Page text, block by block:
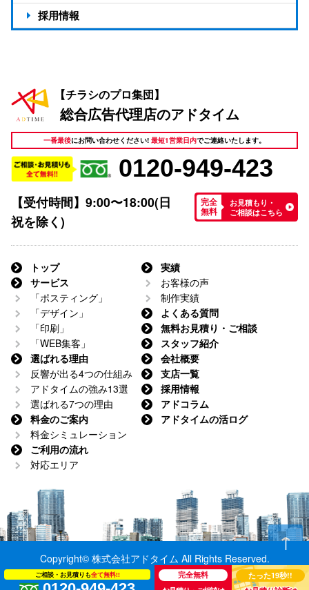
会社概要
アドタイムの活ログ
採用情報
【チラシのプロ集団】
総合広告代理店のアドタイム
一番最後にお問い合わせください! 最短1営業日内でご連絡いたします。
0120-949-423
【受付時間】9:00〜18:00(日
祝を除く)
完全
無料
お見積もり・
ご相談はこちら
トップ
サービス
「ポスティング」
「デザイン」
「印刷」
「WEB集客」
選ばれる理由
反響が出る4つの仕組み
アドタイムの強み13選
選ばれる7つの理由
料金のご案内
料金シミュレーション
ご利用の流れ
対応エリア
実績
お客様の声
制作実績
よくある質問
無料お見積り・ご相談
スタッフ紹介
会社概要
支店一覧
採用情報
アドコラム
アドタイムの活ログ
Copyright© 株式会社アドタイム All Rights Reserved.
ご相談・ お見積りも全て無料!! 完全無料 たった19秒!!